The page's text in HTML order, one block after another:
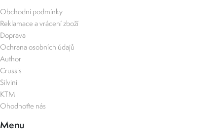
Obchodní podmínky
Reklamace a vrácení zboží
Doprava
Ochrana osobních údajů
Author
Crussis
Silvini
KTM
Ohodnoťte nás
Menu